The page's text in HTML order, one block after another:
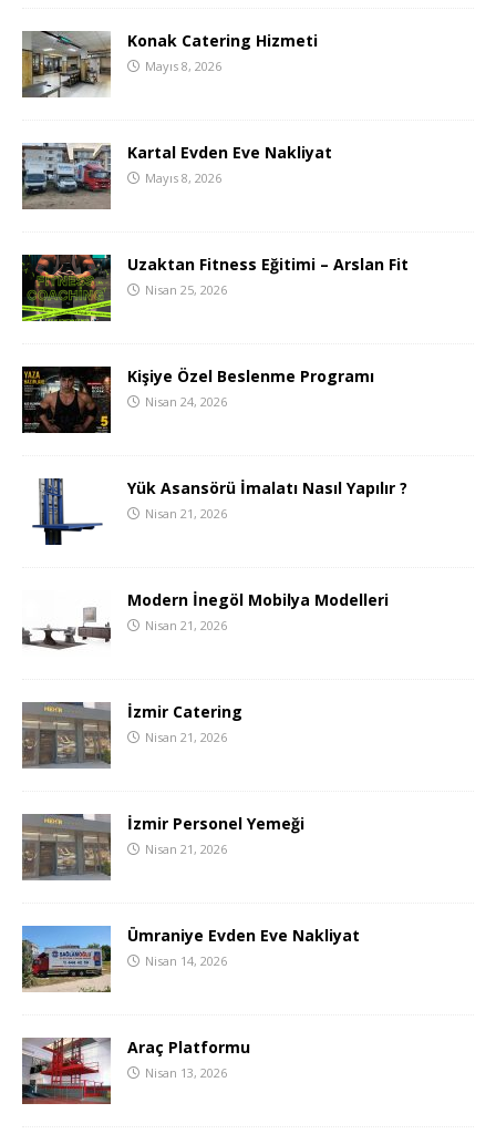
Konak Catering Hizmeti
Mayıs 8, 2026
Kartal Evden Eve Nakliyat
Mayıs 8, 2026
Uzaktan Fitness Eğitimi – Arslan Fit
Nisan 25, 2026
Kişiye Özel Beslenme Programı
Nisan 24, 2026
Yük Asansörü İmalatı Nasıl Yapılır ?
Nisan 21, 2026
Modern İnegöl Mobilya Modelleri
Nisan 21, 2026
İzmir Catering
Nisan 21, 2026
İzmir Personel Yemeği
Nisan 21, 2026
Ümraniye Evden Eve Nakliyat
Nisan 14, 2026
Araç Platformu
Nisan 13, 2026